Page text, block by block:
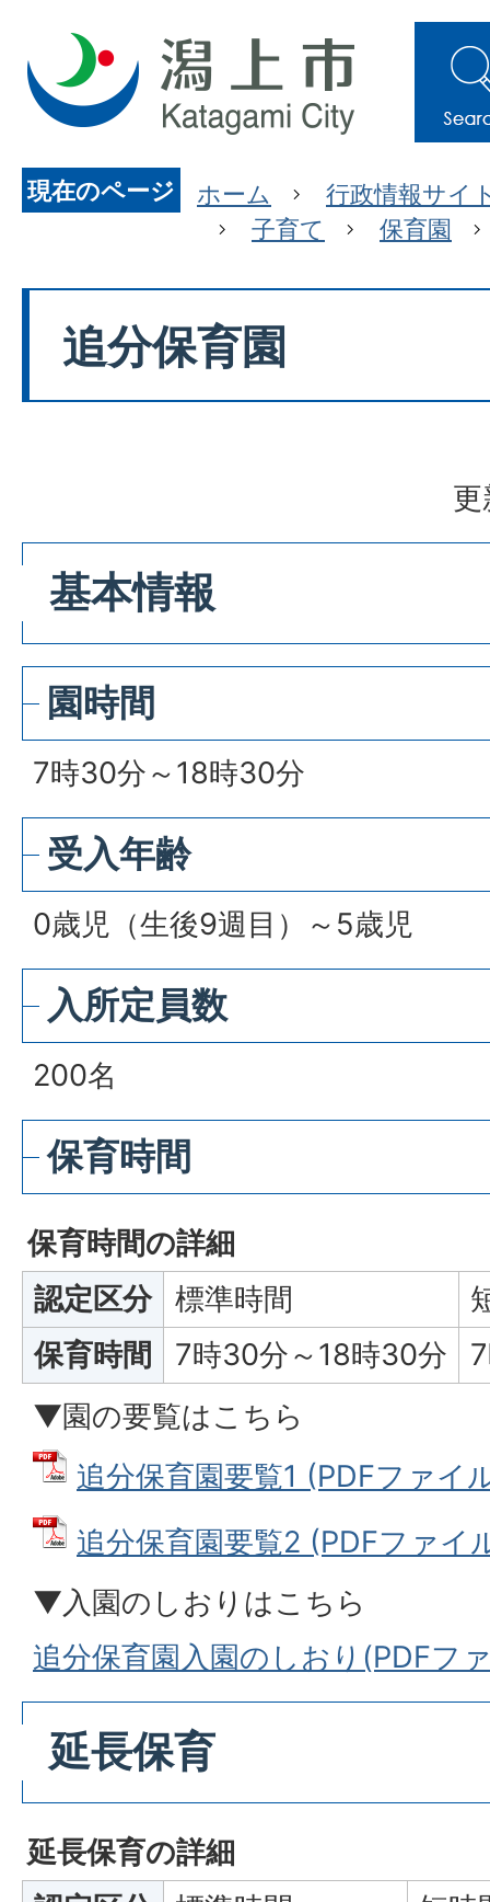
現在のページ ホーム
行政情報サイ
子育て
保育園
追分保育園
基本情報
園時間
7時30分～18時30分
受入年齢
0歳児（生後9週目）～5歳児
入所定員数
200名
保育時間
保育時間の詳細
認定区分
標準時間
保育時間
7時30分～18時30分
▼園の要覧はこちら
追分保育園要覧1 (PDFファイ
追分保育園要覧2 (PDFファイ
▼入園のしおりはこちら
追分保育園入園のしおり(PDFフ
延長保育
延長保育の詳細